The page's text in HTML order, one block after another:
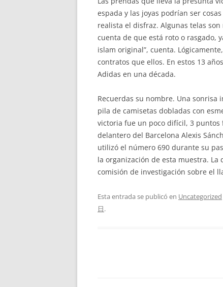
espada y las joyas podrían ser
realista el disfraz. Algunas telas
cuenta de que está roto o rasgado,
islam original”, cuenta.
contratos que ellos. En estos 13
Adidas en una década.
Recuerdas su nombre. Una
pila de camisetas dobladas con
victoria fue un poco difícil, 3 puntos
delantero del Barcelona Alexis
utilizó el número 690 durante su
la organización de esta muestra.
comisión de investigación sobre el
Esta entrada se publicó en Uncategorized
日.